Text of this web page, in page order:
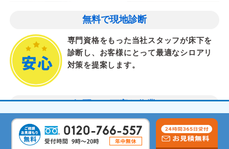
無料で現地診断
専門資格をもった当社スタッフが床下を
診断し、お客様にとって最適なシロアリ
対策を提案します。
気配りと丁寧な作業
現場経験を積んだスタッフが、岡山県、
岡山市のお客様一人ひとりのご要望に寄